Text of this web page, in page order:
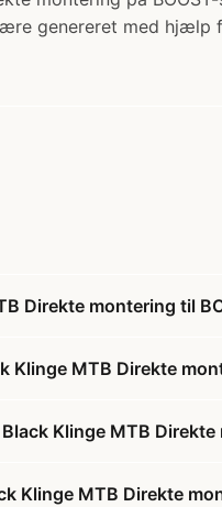
genereret med hjælp
Direkte montering til
MTB Direkte
Klinge MTB Direkte
Klinge MTB Direkte